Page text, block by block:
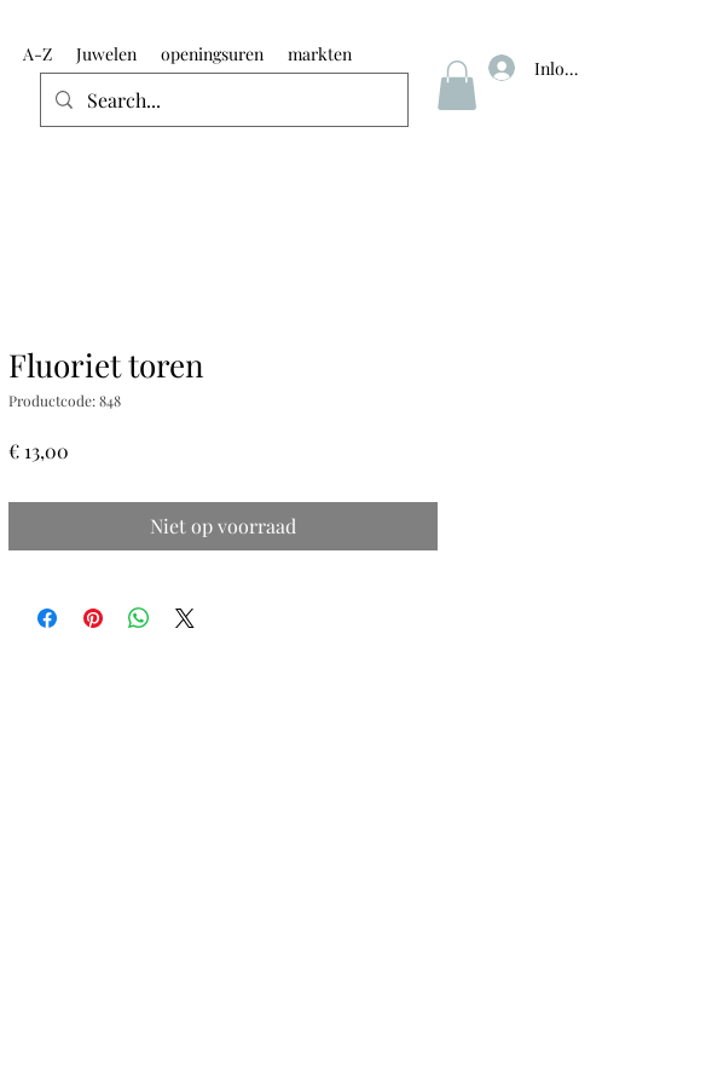
A-Z Juwelen openingsuren markten
Inloggen
Fluoriet toren
Productcode: 848
€ 13,00
Niet op voorraad